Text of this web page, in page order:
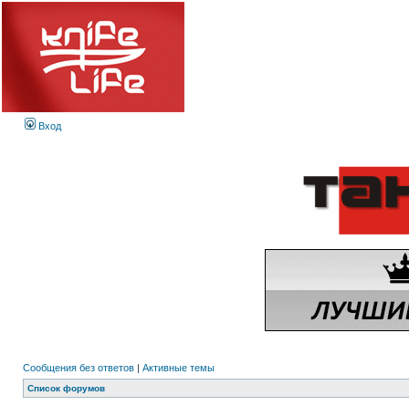
Вход
Сообщения без ответов | Активные темы
Список форумов